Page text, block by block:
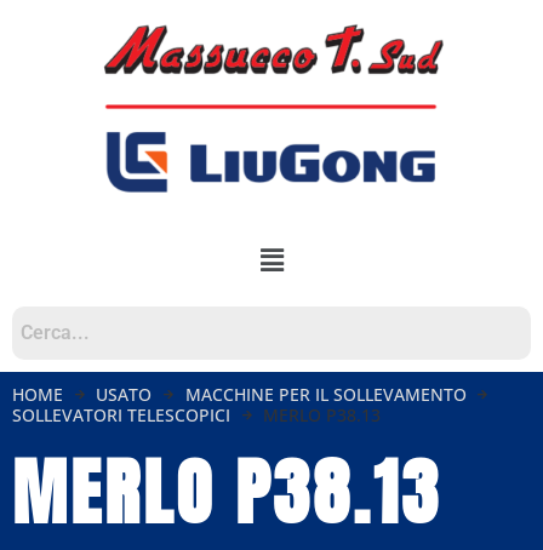
HOME USATO
MACCHINE PER IL SOLLEVAMENTO
SOLLEVATORI TELESCOPICI
MERLO P38.13
MERLO P38.13